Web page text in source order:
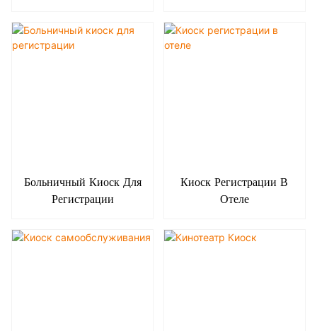
Больничный Киоск Для
Регистрации
Киоск Регистрации В
Отеле